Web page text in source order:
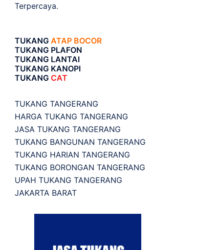
Terpercaya.
TUKANG ATAP BOCOR
TUKANG PLAFON
TUKANG LANTAI
TUKANG KANOPI
TUKANG CAT
TUKANG TANGERANG
HARGA TUKANG TANGERANG
JASA TUKANG TANGERANG
TUKANG BANGUNAN TANGERANG
TUKANG HARIAN TANGERANG
TUKANG BORONGAN TANGERANG
UPAH TUKANG TANGERANG
JAKARTA BARAT